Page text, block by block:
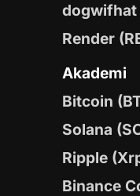
dogwifhat
Render
Akademi
Bitcoin
Solana
Ripple
Binance